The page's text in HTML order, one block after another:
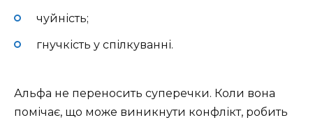
чуйність;
гнучкість у спілкуванні.
Альфа не переносить суперечки. Коли вона
помічає, що може виникнути конфлікт, робить